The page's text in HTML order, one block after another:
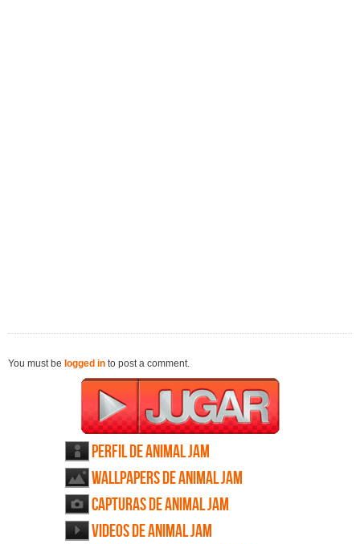
You must be logged in to post a comment.
Perfil de Animal Jam
Wallpapers de Animal Jam
Capturas de Animal Jam
Videos de Animal Jam